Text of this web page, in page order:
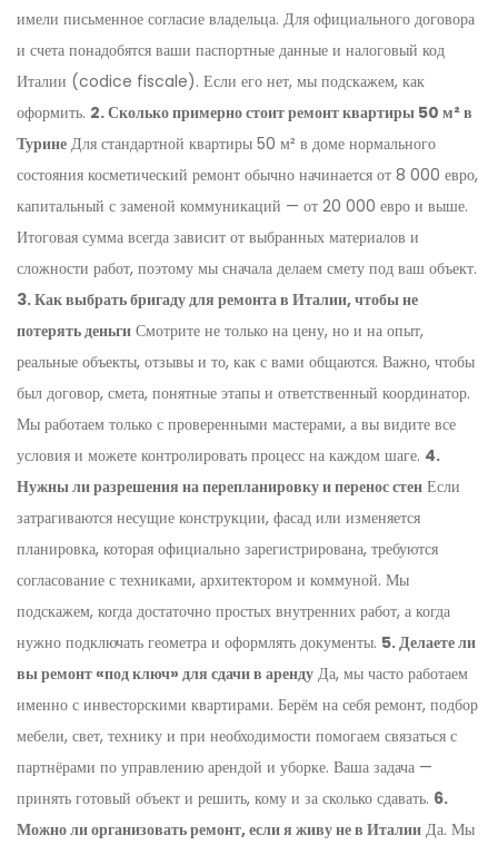
имели письменное согласие владельца. Для официального договора
и счета понадобятся ваши паспортные данные и налоговый код
Италии (codice fiscale). Если его нет, мы подскажем, как
оформить. 2. Сколько примерно стоит ремонт квартиры 50 м² в
Турине Для стандартной квартиры 50 м² в доме нормального
состояния косметический ремонт обычно начинается от 8 000 евро,
капитальный с заменой коммуникаций — от 20 000 евро и выше.
Итоговая сумма всегда зависит от выбранных материалов и
сложности работ, поэтому мы сначала делаем смету под ваш объект.
3. Как выбрать бригаду для ремонта в Италии, чтобы не
потерять деньги Смотрите не только на цену, но и на опыт,
реальные объекты, отзывы и то, как с вами общаются. Важно, чтобы
был договор, смета, понятные этапы и ответственный координатор.
Мы работаем только с проверенными мастерами, а вы видите все
условия и можете контролировать процесс на каждом шаге. 4.
Нужны ли разрешения на перепланировку и перенос стен Если
затрагиваются несущие конструкции, фасад или изменяется
планировка, которая официально зарегистрирована, требуются
согласование с техниками, архитектором и коммуной. Мы
подскажем, когда достаточно простых внутренних работ, а когда
нужно подключать геометра и оформлять документы. 5. Делаете ли
вы ремонт «под ключ» для сдачи в аренду Да, мы часто работаем
именно с инвесторскими квартирами. Берём на себя ремонт, подбор
мебели, свет, технику и при необходимости помогаем связаться с
партнёрами по управлению арендой и уборке. Ваша задача —
принять готовый объект и решить, кому и за сколько сдавать. 6.
Можно ли организовать ремонт, если я живу не в Италии Да. Мы